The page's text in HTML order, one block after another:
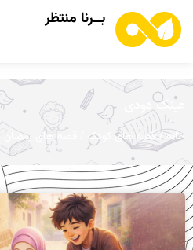
بــرنا منتظر
عینک دودی
خانه/قصه های کودک قصه های رمضان ۱۴۰۴